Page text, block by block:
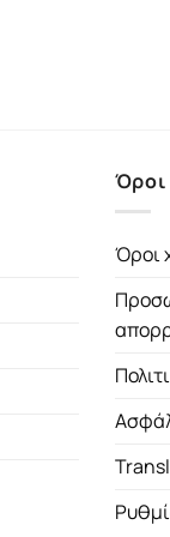
Όροι